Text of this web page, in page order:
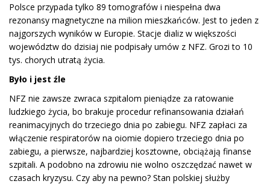
Polsce przypada tylko 89 tomografów i niespełna dwa
rezonansy magnetyczne na milion mieszkańców. Jest to jeden z
najgorszych wyników w Europie. Stacje dializ w większości
województw do dzisiaj nie podpisały umów z NFZ. Grozi to 10
tys. chorych utratą życia.
Było i jest źle
NFZ nie zawsze zwraca szpitalom pieniądze za ratowanie
ludzkiego życia, bo brakuje procedur refinansowania działań
reanimacyjnych do trzeciego dnia po zabiegu. NFZ zapłaci za
włączenie respiratorów na oiomie dopiero trzeciego dnia po
zabiegu, a pierwsze, najbardziej kosztowne, obciążają finanse
szpitali. A podobno na zdrowiu nie wolno oszczędzać nawet w
czasach kryzysu. Czy aby na pewno? Stan polskiej służby